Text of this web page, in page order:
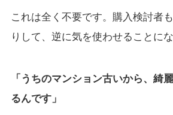
これは全く不要です。購入検討者
りして、逆に気を使わせることにな
「うちのマンション古いから、綺
るんです」